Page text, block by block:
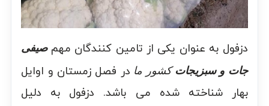
دزفول به عنوان یکی از تامین کنندگان مهم صیفی
جات و سبزیجات کشور ما در فصل زمستان و اوایل
بهار شناخته شده می باشد. دزفول به دلیل